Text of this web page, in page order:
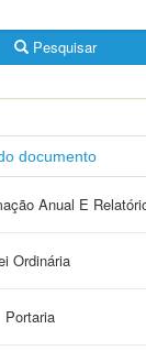
Pesquisar
documento
Anual E
Ordinária
Portaria